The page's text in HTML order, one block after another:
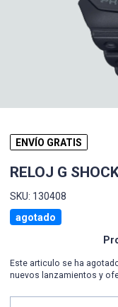
ENVÍO GRATIS
RELOJ G
SKU: 130408
agotado
Este articulo se ha
nuevos lanzamientos y